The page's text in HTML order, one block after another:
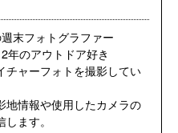
末フォトグラファー
のアウトドア好き
チャーフォトを撮影してい
地情報や使用したカメラの
ます。